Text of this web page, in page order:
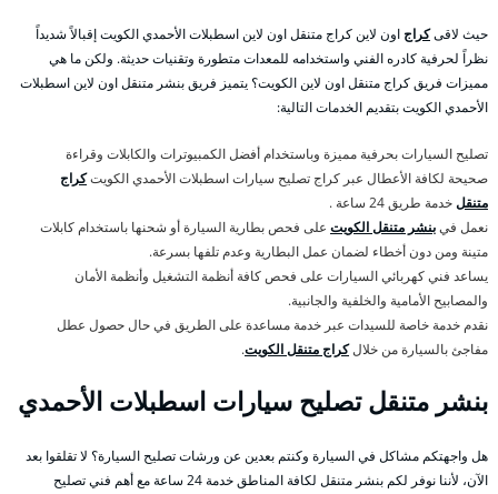
حيث لاقىكراج اون لاين كراج متنقل اون لاين اسطبلات الأحمدي الكويت إقبالاً شديداً
نظراً لحرفية كادره الفني واستخدامه للمعدات متطورة وتقنيات حديثة. ولكن ما هي
مميزات فريق كراج متنقل اون لاين الكويت؟ يتميز فريق بنشر متنقل اون لاين اسطبلات
الأحمدي الكويت بتقديم الخدمات التالية:
تصليح السيارات بحرفية مميزة وباستخدام أفضل الكمبيوترات والكابلات وقراءة
صحيحة لكافة الأعطال عبر كراج تصليح سيارات اسطبلات الأحمدي الكويتكراج
متنقلخدمة طريق 24 ساعة .
نعمل فيبنشر متنقل الكويت على فحص بطارية السيارة أو شحنها باستخدام كابلات
متينة ومن دون أخطاء لضمان عمل البطارية وعدم تلفها بسرعة.
يساعد فني كهربائي السيارات على فحص كافة أنظمة التشغيل وأنظمة الأمان
والمصابيح الأمامية والخلفية والجانبية.
نقدم خدمة خاصة للسيدات عبر خدمة مساعدة على الطريق في حال حصول عطل
مفاجئ بالسيارة من خلالكراج متنقل الكويت.
بنشر متنقل تصليح سيارات اسطبلات الأحمدي
هل واجهتكم مشاكل في السيارة وكنتم بعدين عن ورشات تصليح السيارة؟ لا تقلقوا بعد
الآن، لأننا نوفر لكم بنشر متنقل لكافة المناطق خدمة 24 ساعة مع أهم فني تصليح